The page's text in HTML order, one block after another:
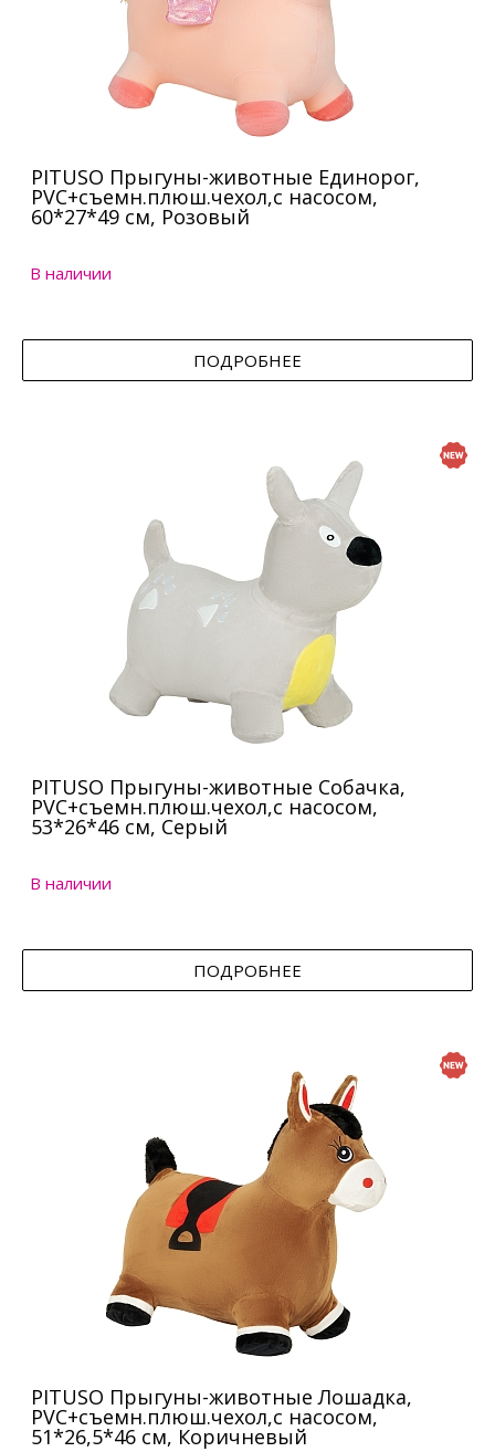
PITUSO Прыгуны-животные Единорог,
PVC+съемн.плюш.чехол,с насосом,
60*27*49 см, Розовый
В наличии
ПОДРОБНЕЕ
PITUSO Прыгуны-животные Собачка,
PVC+съемн.плюш.чехол,с насосом,
53*26*46 см, Серый
В наличии
ПОДРОБНЕЕ
PITUSO Прыгуны-животные Лошадка,
PVC+съемн.плюш.чехол,с насосом,
51*26,5*46 см, Коричневый